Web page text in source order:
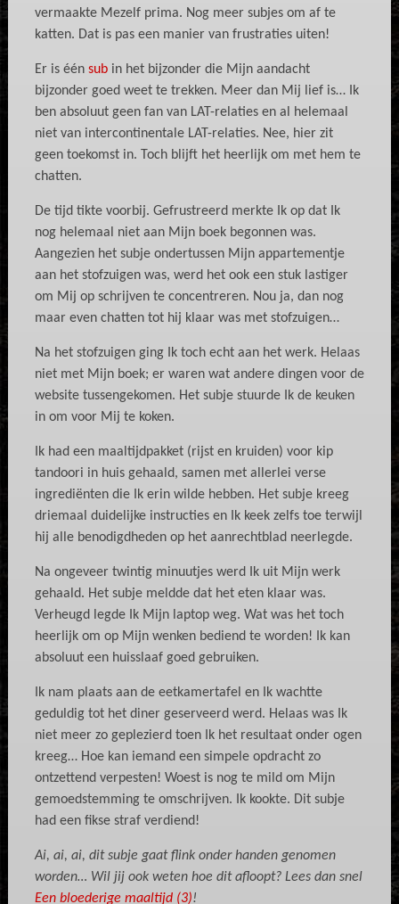
vermaakte Mezelf prima. Nog meer subjes om af te
katten. Dat is pas een manier van frustraties uiten!
Er is één subin het bijzonder die Mijn aandacht
bijzonder goed weet te trekken. Meer dan Mij lief is… Ik
ben absoluut geen fan van LAT-relaties en al helemaal
niet van intercontinentale LAT-relaties. Nee, hier zit
geen toekomst in. Toch blijft het heerlijk om met hem te
chatten.
De tijd tikte voorbij. Gefrustreerd merkte Ik op dat Ik
nog helemaal niet aan Mijn boek begonnen was.
Aangezien het subje ondertussen Mijn appartementje
aan het stofzuigen was, werd het ook een stuk lastiger
om Mij op schrijven te concentreren. Nou ja, dan nog
maar even chatten tot hij klaar was met stofzuigen…
Na het stofzuigen ging Ik toch echt aan het werk. Helaas
niet met Mijn boek; er waren wat andere dingen voor de
website tussengekomen. Het subje stuurde Ik de keuken
in om voor Mij te koken.
Ik had een maaltijdpakket (rijst en kruiden) voor kip
tandoori in huis gehaald, samen met allerlei verse
ingrediënten die Ik erin wilde hebben. Het subje kreeg
driemaal duidelijke instructies en Ik keek zelfs toe terwijl
hij alle benodigdheden op het aanrechtblad neerlegde.
Na ongeveer twintig minuutjes werd Ik uit Mijn werk
gehaald. Het subje meldde dat het eten klaar was.
Verheugd legde Ik Mijn laptop weg. Wat was het toch
heerlijk om op Mijn wenken bediend te worden! Ik kan
absoluut een huisslaaf goed gebruiken.
Ik nam plaats aan de eetkamertafel en Ik wachtte
geduldig tot het diner geserveerd werd. Helaas was Ik
niet meer zo geplezierd toen Ik het resultaat onder ogen
kreeg… Hoe kan iemand een simpele opdracht zo
ontzettend verpesten! Woest is nog te mild om Mijn
gemoedstemming te omschrijven. Ik kookte. Dit subje
had een fikse straf verdiend!
Ai, ai, ai, dit subje gaat flink onder handen genomen
worden… Wil jij ook weten hoe dit afloopt? Lees dan snel
Een bloederige maaltijd (3)!